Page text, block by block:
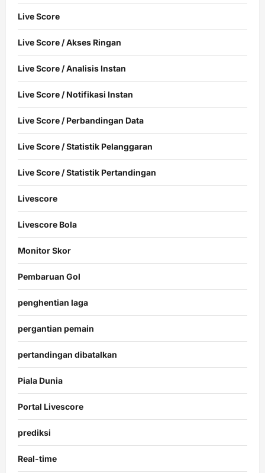
Live Score
Live Score / Akses Ringan
Live Score / Analisis Instan
Live Score / Notifikasi Instan
Live Score / Perbandingan Data
Live Score / Statistik Pelanggaran
Live Score / Statistik Pertandingan
Livescore
Livescore Bola
Monitor Skor
Pembaruan Gol
penghentian laga
pergantian pemain
pertandingan dibatalkan
Piala Dunia
Portal Livescore
prediksi
Real-time